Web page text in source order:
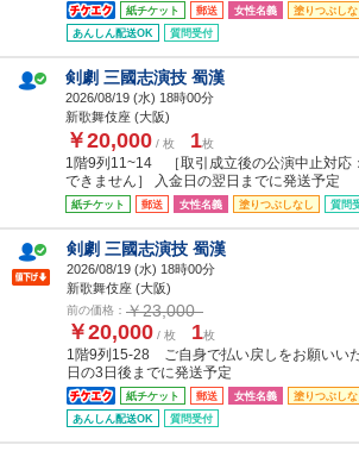
紙チケット 郵送 女性名義
塗りつぶしな
あんしん配送OK
質問受付
剣劇 三國志演技 蜀漢
2026/08/19 (水) 18時00分
新歌舞伎座 (大阪)
￥20,000 / 枚 1枚
1階9列11~14 ［取引成立後の公演中止対応
できません］ 入金日の翌日までに発送予定
紙チケット 郵送 女性名義 塗りつぶしなし 質問
剣劇 三國志演技 蜀漢
2026/08/19 (水) 18時00分
新歌舞伎座 (大阪)
前の価格： ￥23,000
￥20,000 / 枚 1枚
1階9列15-28 ご自身で払い戻しをお願いい
日の3日後までに発送予定
紙チケット 郵送 女性名義
塗りつぶしな
あんしん配送OK
質問受付